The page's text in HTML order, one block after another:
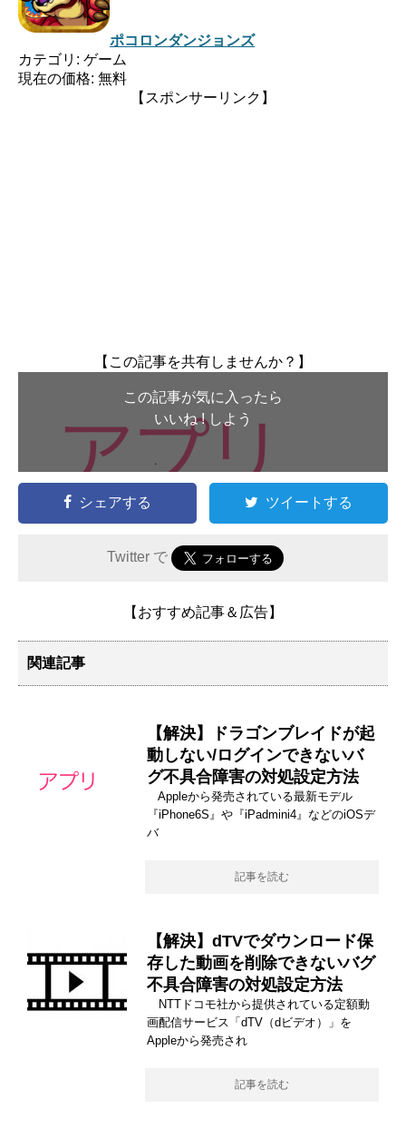
ポコロンダンジョンズ
カテゴリ: ゲーム
現在の価格: 無料
【スポンサーリンク】
【この記事を共有しませんか？】
この記事が気に入ったら
いいね ! しよう
シェアする ツイートする
Twitter で
【おすすめ記事＆広告】
関連記事
【解決】ドラゴンブレイドが起
動しない/ログインできないバ
グ不具合障害の対処設定方法
Appleから発売されている最新モデル
『iPhone6S』や『iPadmini4』などのiOSデ
バ
記事を読む
【解決】dTVでダウンロード保
存した動画を削除できないバグ
不具合障害の対処設定方法
NTTドコモ社から提供されている定額動
画配信サービス「dTV（dビデオ）」を
Appleから発売され
記事を読む